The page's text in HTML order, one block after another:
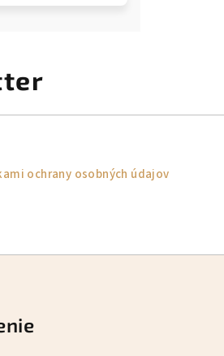
ochrany osobných údajov